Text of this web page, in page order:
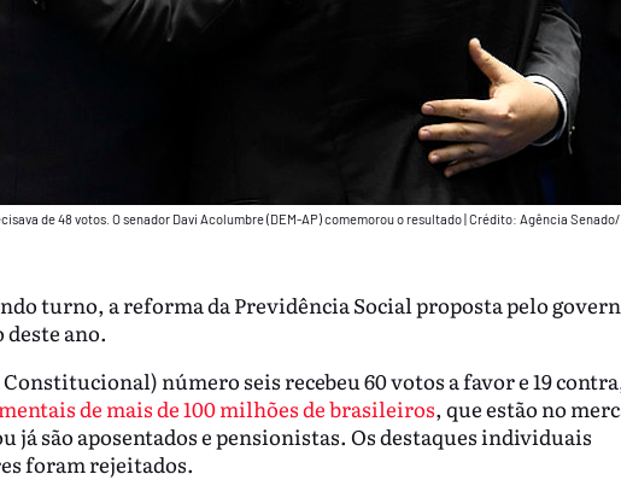
de 48 votos. O senador Davi Acolumbre (DEM-AP) comemorou o resultado Crédito: Agência
turno, a reforma da Previdência Social proposta pelo
ano.
Constitucional) número seis recebeu 60 votos a favor e 19
de mais de 100 milhões de brasileiros, que estão no
são aposentados e pensionistas. Os destaques individuais
foram rejeitados.